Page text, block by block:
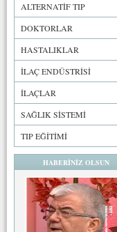
ALTERNATİF TIP
DOKTORLAR
HASTALIKLAR
İLAÇ ENDÜSTRİSİ
İLAÇLAR
SAĞLIK SİSTEMİ
TIP EĞİTİMİ
HABERİNİZ OLSUN